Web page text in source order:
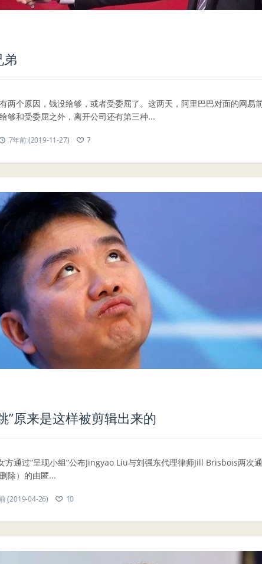
弟
两个原因，钱没给够，或者受委屈了。这两天，阿里巴巴对面的网易
够和受委屈之外，离开公司还有第三种...
7年前 (2019-11-27) 7
”原来是这样被剪辑出来的
方通过“呈现小组”公布Jingyao Liu与刘强东代理律师Jill Brisbois两次
除）的由匿...
(2019-04-26) 10